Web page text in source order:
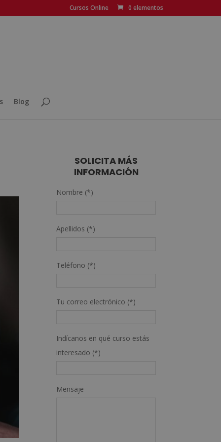
Cursos Online 0 elementos
Blog
SOLICITA MÁS
INFORMACIÓN
Nombre (*)
Apellidos (*)
Teléfono (*)
Tu correo electrónico (*)
Indícanos en qué curso estás
interesado (*)
Mensaje